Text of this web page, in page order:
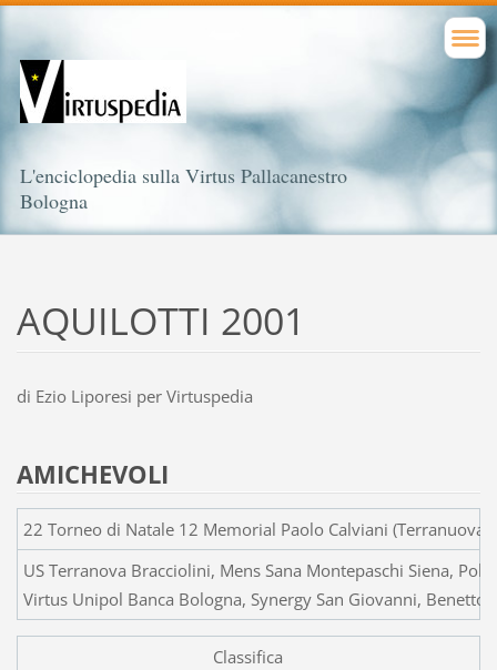
L'enciclopedia sulla Virtus Pallacanestro
Bologna
AQUILOTTI 2001
di Ezio Liporesi per Virtuspedia
AMICHEVOLI
22 Torneo di Natale 12 Memorial Paolo Calviani (Terranuova
US Terranova Bracciolini, Mens Sana Montepaschi Siena,
Virtus Unipol Banca Bologna, Synergy San Giovanni,
Classifica